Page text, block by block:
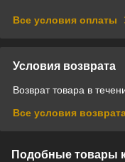
Все условия оплаты
Условия возврата
Возврат товара в
Все условия
Подобные товары